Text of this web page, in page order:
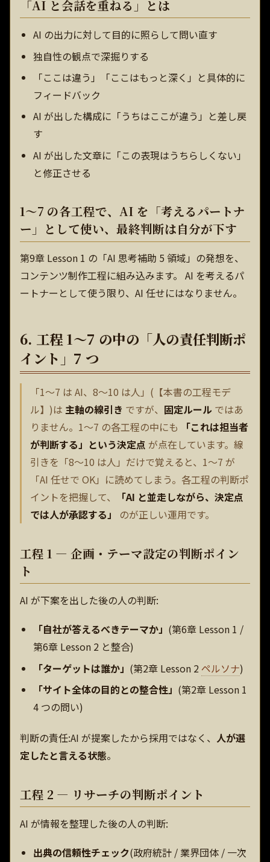
「AI と会話を重ねる」とは
AI の出力に対して目的に照らして問い直す
独自性の観点で深掘りする
「ここは違う」「ここはもっと深く」と具体的に
フィードバック
AI が出した構成に「うちはここが違う」と差し戻
す
AI が出した文章に「この表現はうちらしくない」
と修正させる
1〜7 の各工程で、AI を「考えるパートナ
ー」として使い、最終判断は自分が下す
第9章 Lesson 1 の「AI 思考補助 5 領域」の発想を、
コンテンツ制作工程に組み込みます。 AI を考えるパ
ートナーとして使う限り、AI 任せにはなりません。
6. 工程 1〜7 の中の「人の責任判断ポ
イント」7 つ
「1〜7 は AI、8〜10 は人」(【本書の工程モデ
ル】)は主軸の線引き ですが、 固定ルール ではあ
りません。1〜7 の各工程の中にも
「これは担当者
が判断する」という決定点 が点在しています。線
引きを「8〜10 は人」だけで覚えると、1〜7 が
「AI 任せで OK」に読めてしまう。各工程の判断ポ
イントを把握して、
「AI と並走しながら、決定点
では人が承認する」
のが正しい運用です。
工程 1 — 企画・テーマ設定の判断ポイン
ト
AI が下案を出した後の人の判断:
「自社が答えるべきテーマか」 (第6章 Lesson 1 /
第6章 Lesson 2 と整合)
「ターゲットは誰か」 (第2章 Lesson 2ペルソナ)
「サイト全体の目的との整合性」 (第2章 Lesson 1
4 つの問い)
判断の責任:AI が提案したから採用ではなく、 人が選
定したと言える状態。
工程 2 — リサーチの判断ポイント
AI が情報を整理した後の人の判断:
出典の信頼性チェック(政府統計 / 業界団体 / 一次